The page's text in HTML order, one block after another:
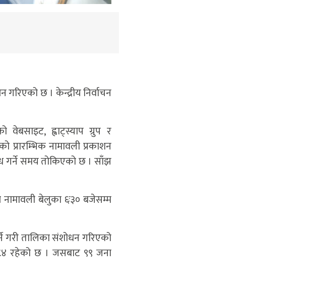
गरिएको छ । केन्द्रीय निर्वाचन
वेबसाइट, ह्वाट्स्याप ग्रुप र
नामावली प्रकाशन
गर्ने समय तोकिएको छ । साँझ
बेलुका ६ः३० बजेसम्म
तालिका संशोधन गरिएको
रहेको छ । जसबाट ९९ जना